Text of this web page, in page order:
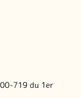
719 du 1er